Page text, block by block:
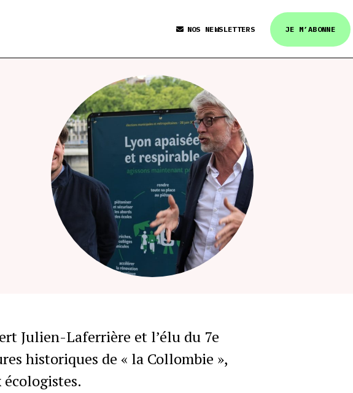
NOS NEWSLETTERS JE M’ABONNE
N.Barriquand/Mediacités.
Julien-Laferrière et l’élu du 7e
historiques de « la Collombie »,